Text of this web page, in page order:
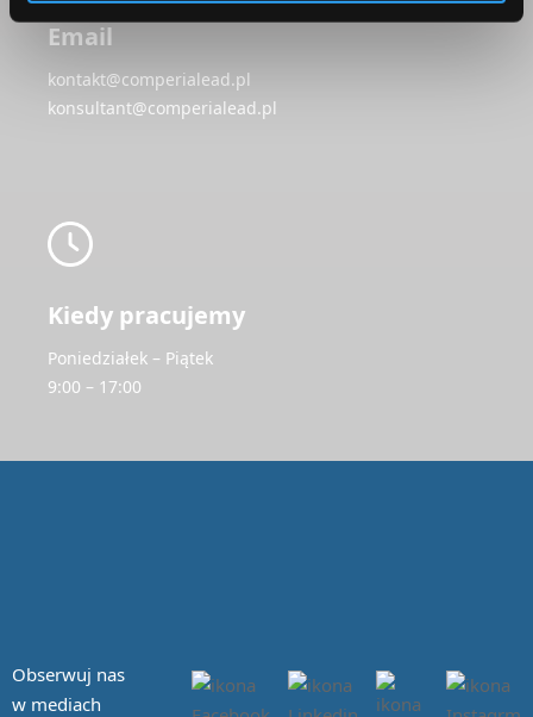
Email
kontakt@comperialead.pl
konsultant@comperialead.pl
Kiedy pracujemy
Poniedziałek – Piątek
9:00 – 17:00
Obserwuj nas
w mediach